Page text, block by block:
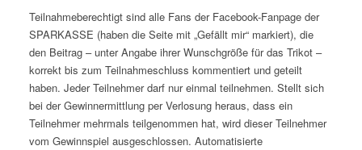
Teilnahmeberechtigt sind alle Fans der Facebook-Fanpage der
SPARKASSE (haben die Seite mit „Gefällt mir“ markiert), die
den Beitrag – unter Angabe ihrer Wunschgröße für das Trikot –
korrekt bis zum Teilnahmeschluss kommentiert und geteilt
haben. Jeder Teilnehmer darf nur einmal teilnehmen. Stellt sich
bei der Gewinnermittlung per Verlosung heraus, dass ein
Teilnehmer mehrmals teilgenommen hat, wird dieser Teilnehmer
vom Gewinnspiel ausgeschlossen. Automatisierte